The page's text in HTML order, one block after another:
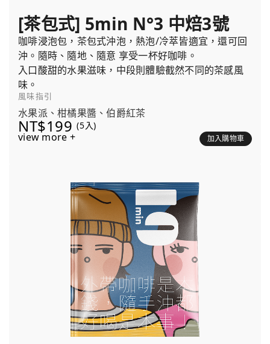
[茶包式] 5min N°3 中焙3號
咖啡浸泡包，茶包式沖泡，熱泡/冷萃皆適宜，還可回
沖。隨時、隨地、隨意 享受一杯好咖啡。
入口酸甜的水果滋味，中段則體驗截然不同的茶感風
味。
風味指引
水果派、柑橘果醬、伯爵紅茶
NT$199 (5入)
view more + 加入購物車